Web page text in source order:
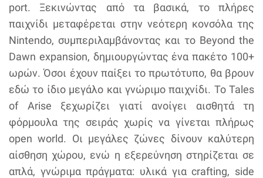
port. Ξεκινώντας από τα βασικά, το πλήρες
παιχνίδι μεταφέρεται στην νεότερη κονσόλα της
Nintendo, συμπεριλαμβάνοντας και το Beyond the
Dawn expansion, δημιουργώντας ένα πακέτο 100+
ωρών. Όσοι έχουν παίξει το πρωτότυπο, θα βρουν
εδώ το ίδιο μεγάλο και γνώριμο παιχνίδι. Το Tales
of Arise ξεχωρίζει γιατί ανοίγει αισθητά τη
φόρμουλα της σειράς χωρίς να γίνεται πλήρως
open world. Οι μεγάλες ζώνες δίνουν καλύτερη
αίσθηση χώρου, ενώ η εξερεύνηση στηρίζεται σε
απλά, γνώριμα πράγματα: υλικά για crafting, side